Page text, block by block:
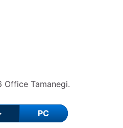
Tamanegi.
PC